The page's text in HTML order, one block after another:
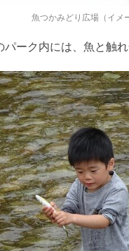
魚つかみどり広場（イメ
パーク内には、魚と触